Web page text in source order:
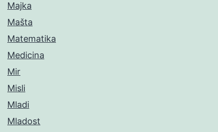
Majka
Mašta
Matematika
Medicina
Mir
Misli
Mladi
Mladost